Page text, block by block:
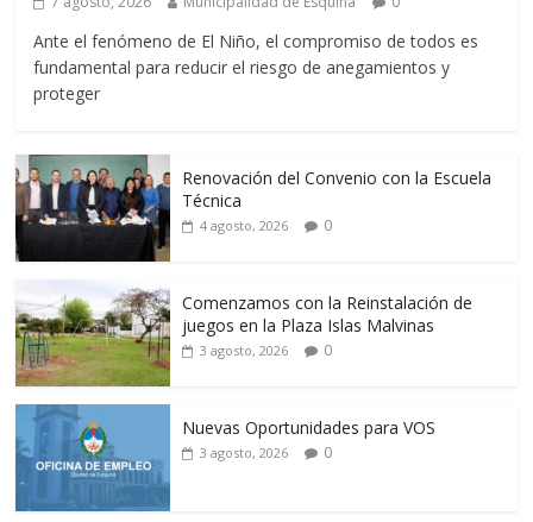
Ante el fenómeno de El Niño, el compromiso de todos es
fundamental para reducir el riesgo de anegamientos y
proteger
Renovación del Convenio con la Escuela
Técnica
4 agosto, 2026 0
Comenzamos con la Reinstalación de
juegos en la Plaza Islas Malvinas
3 agosto, 2026 0
Nuevas Oportunidades para VOS
3 agosto, 2026 0